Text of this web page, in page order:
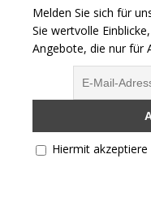
Melden Sie sich für
Sie wertvolle
Angebote, die nur für
Hiermit